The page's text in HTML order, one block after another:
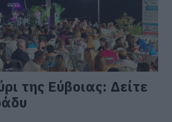
της Εύβοιας: Δείτε